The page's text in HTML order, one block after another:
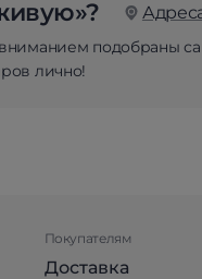
подобраны
лично!
Покупателям
Доставка